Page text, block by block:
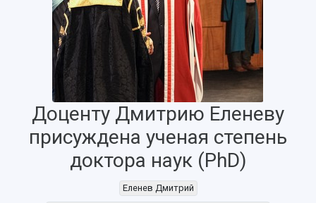
НАЗАД
Об университете
История
Ключевые факты
Новости
Главные новости
Образование
Почему я выбираю Самарский университет?
Научно-исследовательская деятельность
Основные научные направления
Научные школы и ведущие научные коллективы
Доценту Дмитрию Еленеву
присуждена ученая степень
доктора наук (PhD)
Еленев Дмитрий